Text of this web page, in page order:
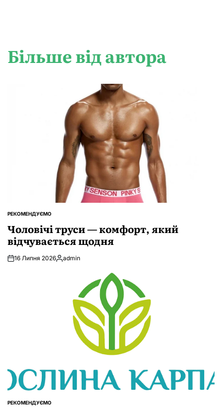
Більше від автора
ОПУБЛІКУВАТИ
РЕКОМЕНДУЄМО
Чоловічі труси — комфорт, який
відчувається щодня
16 Липня 2026Опубліковано
admin
ОПУБЛІКУВАТИ
РЕКОМЕНДУЄМО